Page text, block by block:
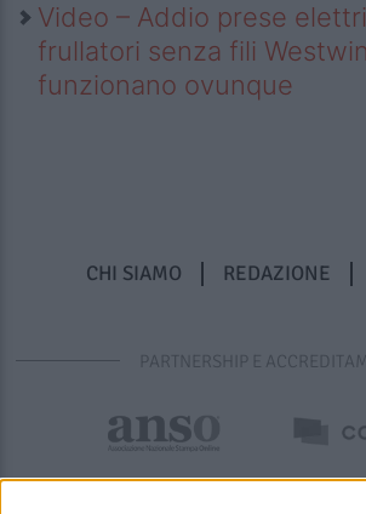
Video – Addio prese
frullatori senza fili
funzionano ovunque
CHI SIAMO REDAZIONE
PARTNERSHIP E